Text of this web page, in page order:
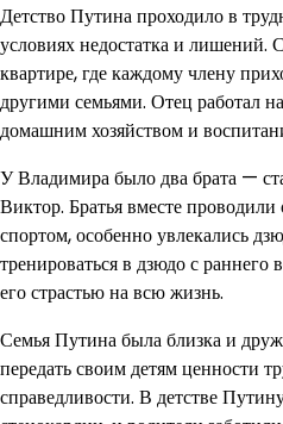
Детство Путина проходило в
условиях недостатка и лишений.
квартире, где каждому члену
другими семьями. Отец работал
домашним хозяйством и
У Владимира было два брата —
Виктор. Братья вместе проводили
спортом, особенно увлекались
тренироваться в дзюдо с раннего
его страстью на всю жизнь.
Семья Путина была близка и
передать своим детям ценности
справедливости. В детстве